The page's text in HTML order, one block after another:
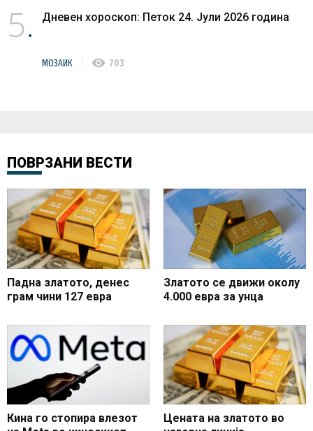
5 Дневен хороскоп: Петок 24. Јули 2026 година
МОЗАИК visibility 703
ПОВРЗАНИ ВЕСТИ
Падна златото, денес
грам чини 127 евра
Златото се движи околу
4.000 евра за унца
Кина го стопира влезот
Цената на златото во